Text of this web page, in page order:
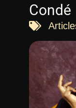
Condé